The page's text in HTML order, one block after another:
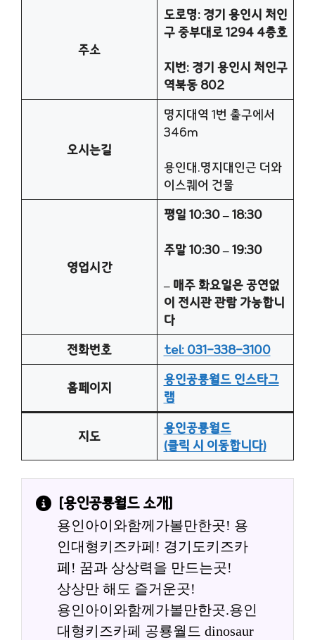
주소
도로명: 경기 용인시 처인
구 중부대로 1294 4층호
지번: 경기 용인시 처인구
역북동 802
오시는길
명지대역 1번 출구에서
346m
용인대.명지대인근 더와
이스퀘어 건물
영업시간
평일 10:30 – 18:30
주말 10:30 – 19:30
– 매주 화요일은 공연없
이 전시관 관람 가능합니
다
전화번호
tel: 031-338-3100
홈페이지
용인공룡월드 인스타그
램
지도
용인공룡월드
(클릭 시 이동합니다)
[용인공룡월드 소개]
용인아이와함께가볼만한곳! 용
인대형키즈카페! 경기도키즈카
페! 꿈과 상상력을 만드는곳!
상상만 해도 즐거운곳!
용인아이와함께가볼만한곳.용인
대형키즈카페 공룡월드 dinosaur